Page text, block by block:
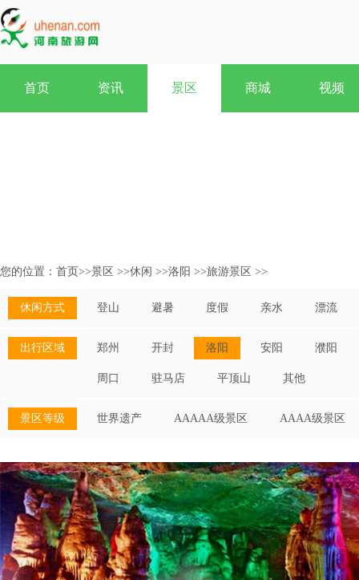
首页 资讯 景区 商城 视频
您的位置： 首页>>景区 >>休闲 >>洛阳 >>旅游景区 >>
休闲方式 登山 避暑 度假 亲水 漂流
出行区域 郑州 开封 洛阳 安阳 濮阳
周口 驻马店 平顶山 其他
景区等级 世界遗产 AAAAA级景区 AAAA级景区